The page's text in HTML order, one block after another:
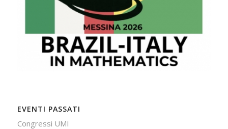
EVENTI PASSATI
Congressi UMI